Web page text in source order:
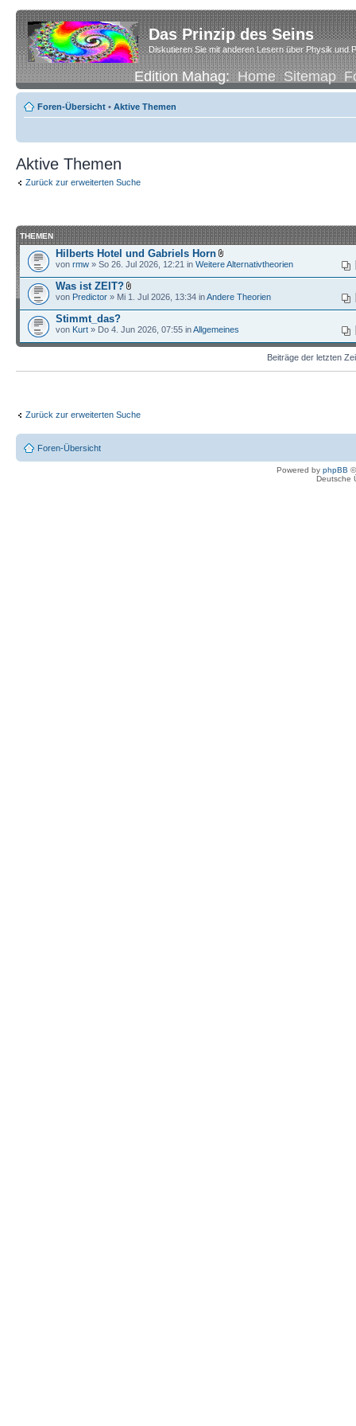
Das Prinzip des Seins
Diskutieren Sie mit anderen Lesern über Physik und
Edition Mahag:Home Sitemap
Foren-Übersicht • Aktive Themen
Aktive Themen
Zurück zur erweiterten Suche
THEMEN
Hilberts Hotel und Gabriels Horn
von rmw » So 26. Jul 2026, 12:21 in Weitere Alternativtheorien
Was ist ZEIT?
von Predictor » Mi 1. Jul 2026, 13:34 inAndere Theorien
Stimmt_das?
von Kurt » Do 4. Jun 2026, 07:55 inAllgemeines
Beiträge der letzten
Zurück zur erweiterten Suche
Foren-Übersicht
Powered by phpBB
Deutsche